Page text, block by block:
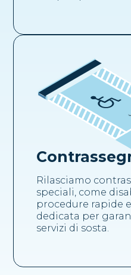
Rilasciamo
speciali, come
procedure rapide
dedicata per
servizi di sosta.